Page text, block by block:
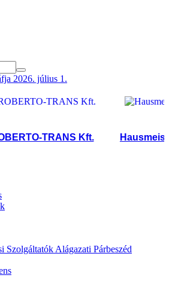
TRANS Kft.
Szolgáltatók Alágazati Párbeszéd